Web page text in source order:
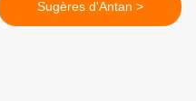
Sugères d'Antan >